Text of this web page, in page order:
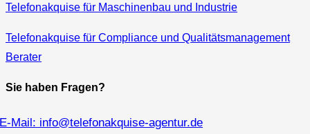
Telefonakquise für Maschinenbau und Industrie
Telefonakquise für Compliance und Qualitätsmanagement
Berater
Sie haben Fragen?
E-Mail: info@telefonakquise-agentur.de